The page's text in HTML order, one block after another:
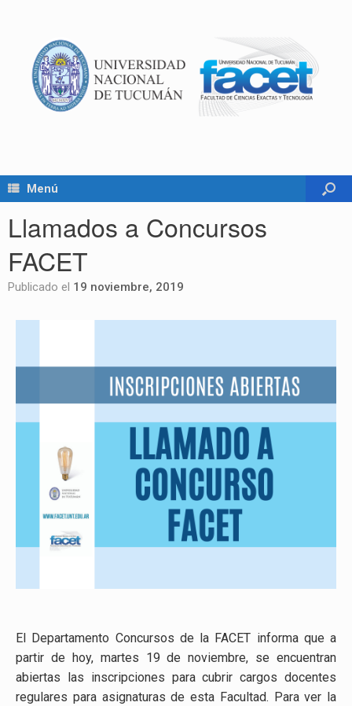
Menú
Llamados a Concursos
FACET
Publicado el 19 noviembre, 2019
El Departamento Concursos de la FACET informa que a
partir de hoy, martes 19 de noviembre, se encuentran
abiertas las inscripciones para cubrir cargos docentes
regulares para asignaturas de esta Facultad. Para ver la